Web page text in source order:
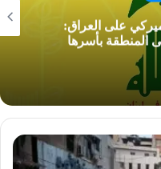
على العراق:
المنطقة بأسرها